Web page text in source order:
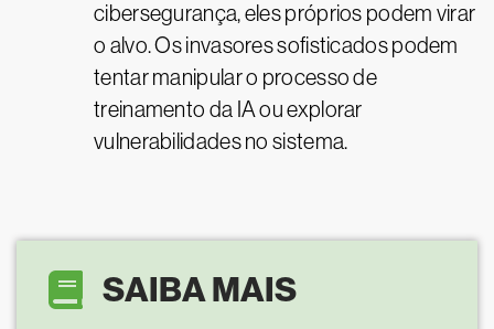
cibersegurança, eles próprios podem virar
o alvo. Os invasores sofisticados podem
tentar manipular o processo de
treinamento da IA ou explorar
vulnerabilidades no sistema.
SAIBA MAIS